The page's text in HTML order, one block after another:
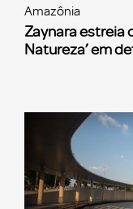
Amazônia
Zaynara estreia
Natureza’ em